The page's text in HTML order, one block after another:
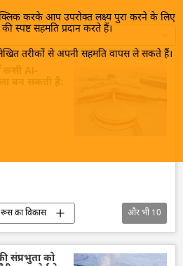
करके आप उपरोक्त लक्ष्य पुरा करने के लिए
स्पष्ट सहमति प्रदान करते हैं।
तरीकों से अपनी सहमति वापस ले सकते हैं।
बन सकती हैं:
रूस का विकास
सैन्य तकनीक
एवं प्रौद्योगिकी
और भी10
संप्रभुता को